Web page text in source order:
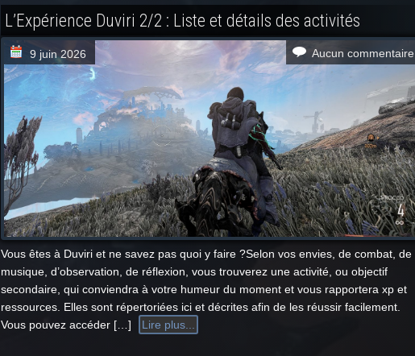
L’Expérience Duviri 2/2 : Liste et détails des activités
9 juin 2026 Aucun commentaire
Vous êtes à Duviri et ne savez pas quoi y faire ?Selon vos envies, de combat, de
musique, d’observation, de réflexion, vous trouverez une activité, ou objectif
secondaire, qui conviendra à votre humeur du moment et vous rapportera xp et
ressources. Elles sont répertoriées ici et décrites afin de les réussir facilement.
Vous pouvez accéder […]
Lire plus...